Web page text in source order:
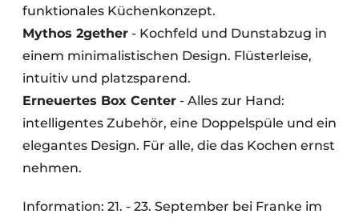
funktionales Küchenkonzept.
Mythos 2gether - Kochfeld und Dunstabzug in
einem minimalistischen Design. Flüsterleise,
intuitiv und platzsparend.
Erneuertes Box Center - Alles zur Hand:
intelligentes Zubehör, eine Doppelspüle und ein
elegantes Design. Für alle, die das Kochen ernst
nehmen.
Information: 21. - 23. September bei Franke im